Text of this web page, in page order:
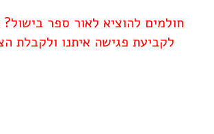
חולמים להוציא לאור ספר בישול?
לקביעת פגישה איתנו ולקבלת